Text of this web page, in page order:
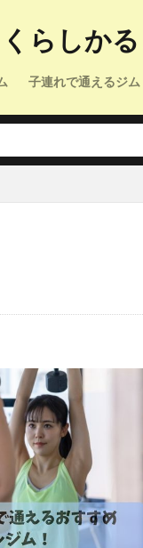
くらしか
子連れで通えるジム